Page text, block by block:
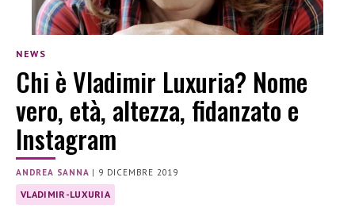
NEWS
Chi è Vladimir Luxuria? Nome
vero, età, altezza, fidanzato e
Instagram
ANDREA SANNA | 9 DICEMBRE 2019
VLADIMIR-LUXURIA